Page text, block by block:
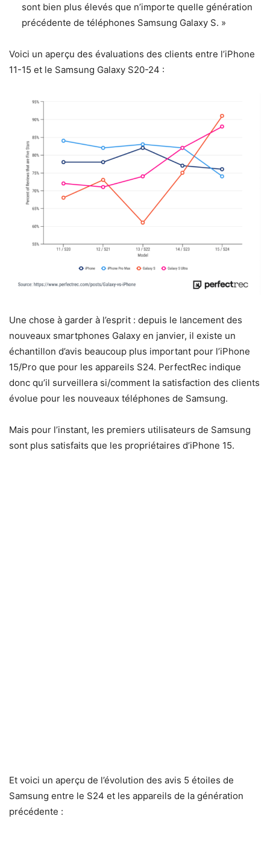
sont bien plus élevés que n’importe quelle génération
précédente de téléphones Samsung Galaxy S. »
Voici un aperçu des évaluations des clients entre l’iPhone
11-15 et le Samsung Galaxy S20-24 :
Une chose à garder à l’esprit : depuis le lancement des
nouveaux smartphones Galaxy en janvier, il existe un
échantillon d’avis beaucoup plus important pour l’iPhone
15/Pro que pour les appareils S24. PerfectRec indique
donc qu’il surveillera si/comment la satisfaction des clients
évolue pour les nouveaux téléphones de Samsung.
Mais pour l’instant, les premiers utilisateurs de Samsung
sont plus satisfaits que les propriétaires d’iPhone 15.
Et voici un aperçu de l’évolution des avis 5 étoiles de
Samsung entre le S24 et les appareils de la génération
précédente :